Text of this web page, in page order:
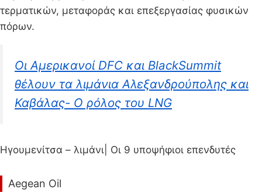
τερματικών, μεταφοράς και επεξεργασίας φυσικών
πόρων.
Οι Αμερικανοί DFC και BlackSummit
θέλουν τα λιμάνια Αλεξανδρούπολης και
Καβάλας- O ρόλος του LNG
Ηγουμενίτσα – λιμάνι| Οι 9 υποψήφιοι επενδυτές
Aegean Oil